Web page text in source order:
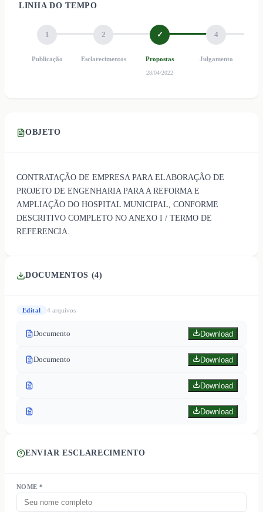
LINHA DO TEMPO
1
Publicação
2
Esclarecimentos
✓
Propostas
28/04/2022
4
Julgamento
OBJETO
CONTRATAÇÃO DE EMPRESA PARA ELABORAÇÃO DE
PROJETO DE ENGENHARIA PARA A REFORMA E
AMPLIAÇÃO DO HOSPITAL MUNICIPAL, CONFORME
DESCRITIVO COMPLETO NO ANEXO I / TERMO DE
REFERENCIA.
DOCUMENTOS (4)
Edital 4arquivos
Documento Download
Documento Download
Download
Download
ENVIAR ESCLARECIMENTO
NOME *